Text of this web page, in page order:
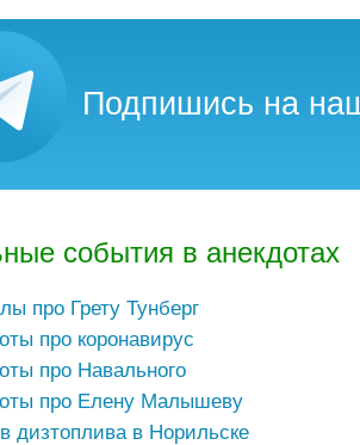
Подпишись на
события в анекдотах
про Грету Тунберг
про коронавирус
про Навального
про Елену Малышеву
дизтоплива в Норильске